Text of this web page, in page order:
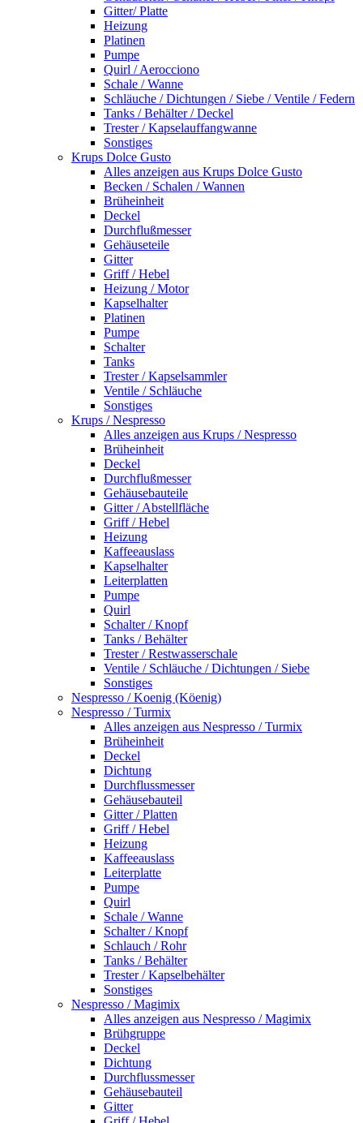
Gitter/ Platte
Heizung
Platinen
Pumpe
Quirl / Aerocciono
Schale / Wanne
Schläuche / Dichtungen / Siebe / Ventile / Federn
Tanks / Behälter / Deckel
Trester / Kapselauffangwanne
Sonstiges
Krups Dolce Gusto
Alles anzeigen aus Krups Dolce Gusto
Becken / Schalen / Wannen
Brüheinheit
Deckel
Durchflußmesser
Gehäuseteile
Gitter
Griff / Hebel
Heizung / Motor
Kapselhalter
Platinen
Pumpe
Schalter
Tanks
Trester / Kapselsammler
Ventile / Schläuche
Sonstiges
Krups / Nespresso
Alles anzeigen aus Krups / Nespresso
Brüheinheit
Deckel
Durchflußmesser
Gehäusebauteile
Gitter / Abstellfläche
Griff / Hebel
Heizung
Kaffeeauslass
Kapselhalter
Leiterplatten
Pumpe
Quirl
Schalter / Knopf
Tanks / Behälter
Trester / Restwasserschale
Ventile / Schläuche / Dichtungen / Siebe
Sonstiges
Nespresso / Koenig (Köenig)
Nespresso / Turmix
Alles anzeigen aus Nespresso / Turmix
Brüheinheit
Deckel
Dichtung
Durchflussmesser
Gehäusebauteil
Gitter / Platten
Griff / Hebel
Heizung
Kaffeeauslass
Leiterplatte
Pumpe
Quirl
Schale / Wanne
Schalter / Knopf
Schlauch / Rohr
Tanks / Behälter
Trester / Kapselbehälter
Sonstiges
Nespresso / Magimix
Alles anzeigen aus Nespresso / Magimix
Brühgruppe
Deckel
Dichtung
Durchflussmesser
Gehäusebauteil
Gitter